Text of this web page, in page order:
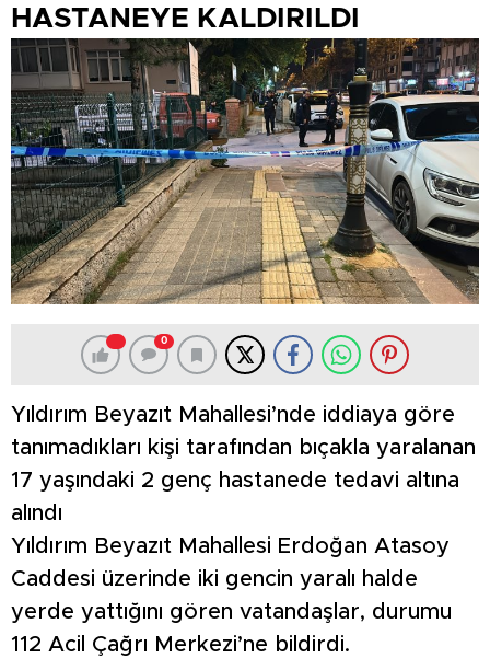
HASTANEYE KALDIRILDI
0
Yıldırım Beyazıt Mahallesi’nde iddiaya göre
tanımadıkları kişi tarafından bıçakla yaralanan
17 yaşındaki 2 genç hastanede tedavi altına
alındı
Yıldırım Beyazıt Mahallesi Erdoğan Atasoy
Caddesi üzerinde iki gencin yaralı halde
yerde yattığını gören vatandaşlar, durumu
112 Acil Çağrı Merkezi’ne bildirdi.